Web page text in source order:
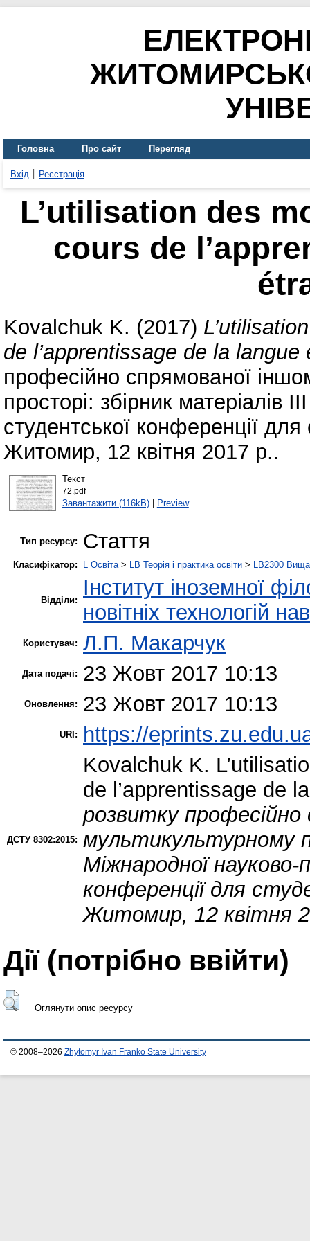
Головна Про сайт Перегляд
Вхід Реєстрація
L’utilisation des
cours de
Kovalchuk K. (2017)
de l’apprentissage de la langue
професійно спрямованої
просторі: збірник матеріалів
студентської конференції
Житомир, 12 квітня 2017 р..
Текст
72.pdf
Завантажити (116kB)| Preview
Тип ресурсу: Стаття
Класифікатор: L Освіта> LB Теорія і практика освіти > LB2300 Вища
Відділи:
Інститут іноземної
новітніх технологій
Користувач: Л.П. Макарчук
Дата подачі: 23 Жовт 2017 10:13
Оновлення: 23 Жовт 2017 10:13
URI: https://
ДСТУ 8302:2015:
Kovalchuk K.
de l’apprentissage de
розвитку професійно
мультикультурному
Міжнародної
конференції для
Житомир, 12 квітня
Дії ​​(потрібно ввійти)
Оглянути опис ресурсу
© 2008–2026 Zhytomyr Ivan Franko State University